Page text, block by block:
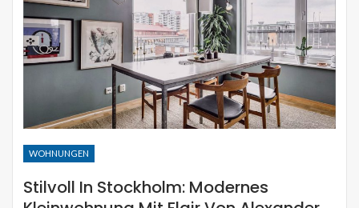
WOHNUNGEN
Stilvoll In Stockholm: Modernes